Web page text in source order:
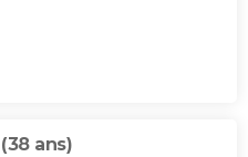
(38 ans)